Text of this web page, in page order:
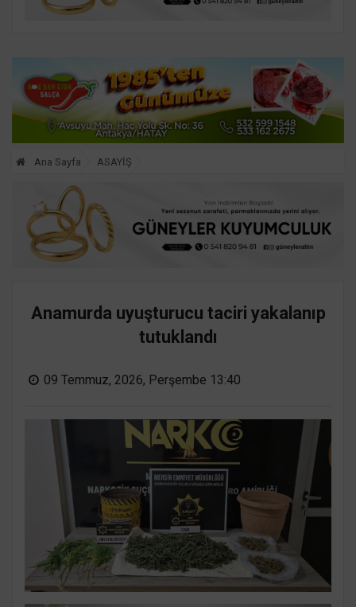
Ana Sayfa ASAYİŞ
Anamurda uyuşturucu taciri yakalanıp
tutuklandı
09 Temmuz, 2026, Perşembe 13:40